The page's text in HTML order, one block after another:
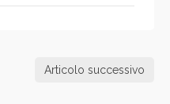
Articolo successivo